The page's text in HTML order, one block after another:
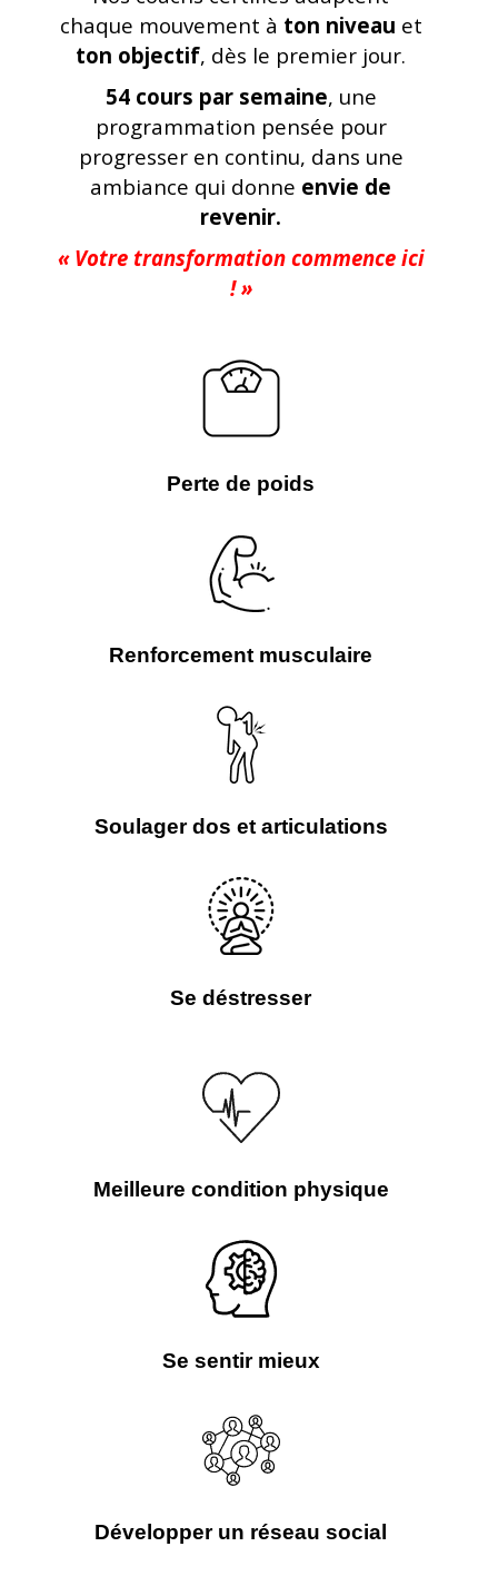
chaque mouvement à ton niveau et
ton objectif, dès le premier jour.
54 cours par semaine, une
programmation pensée pour
progresser en continu, dans une
ambiance qui donne envie de
revenir.
« Votre transformation commence ici
! »
Perte de poids
Renforcement musculaire
Soulager dos et articulations
Se déstresser
Meilleure condition physique
Se sentir mieux
Développer un réseau social